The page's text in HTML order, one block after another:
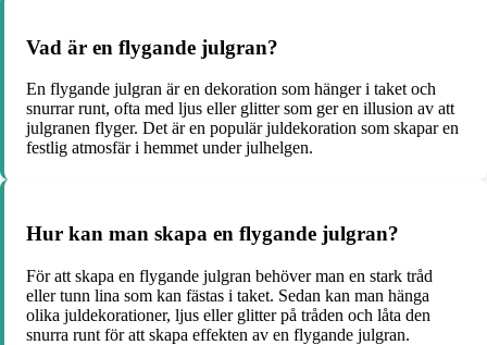
Vad är en flygande julgran?
En flygande julgran är en dekoration som hänger i taket och
snurrar runt, ofta med ljus eller glitter som ger en illusion av att
julgranen flyger. Det är en populär juldekoration som skapar en
festlig atmosfär i hemmet under julhelgen.
Hur kan man skapa en flygande julgran?
För att skapa en flygande julgran behöver man en stark tråd
eller tunn lina som kan fästas i taket. Sedan kan man hänga
olika juldekorationer, ljus eller glitter på tråden och låta den
snurra runt för att skapa effekten av en flygande julgran.